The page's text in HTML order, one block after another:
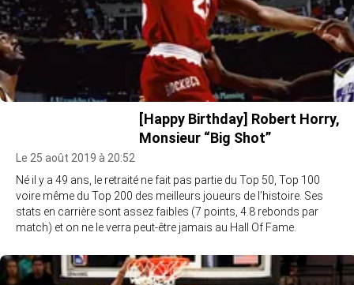
[Happy Birthday] Robert Horry,
Monsieur “Big Shot”
Le 25 août 2019 à 20:52
Né il y a 49 ans, le retraité ne fait pas partie du Top 50, Top 100
voire même du Top 200 des meilleurs joueurs de l’histoire. Ses
stats en carrière sont assez faibles (7 points, 4.8 rebonds par
match) et on ne le verra peut-être jamais au Hall Of Fame.